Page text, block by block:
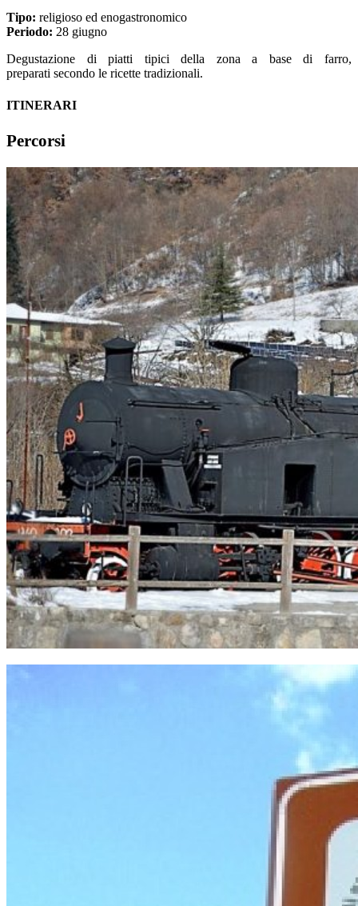
Tipo: religioso ed enogastronomico
Periodo: 28 giugno
Degustazione di piatti tipici della zona a base di farro,
preparati secondo le ricette tradizionali.
ITINERARI
Percorsi